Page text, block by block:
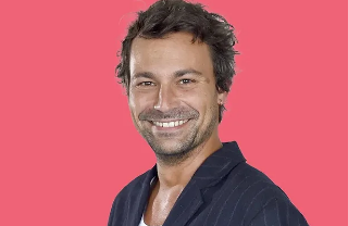
en octobre dernier avec Estelle Denis aux
commandes, ne sera pas renouvelée pour une
seconde saison. Le magazine testimonial
définitivement et ne passera pas le cap de la
rentrée prochaine. RMC BFM PLAY Un rideau
tombe faute d'audience Ressusciter un
de la télévision française 16 ans après son arrêt